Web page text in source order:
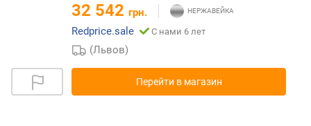
32 542 грн.
Redprice.sale
С нами 6 лет
(Львов)
Перейти в магазин